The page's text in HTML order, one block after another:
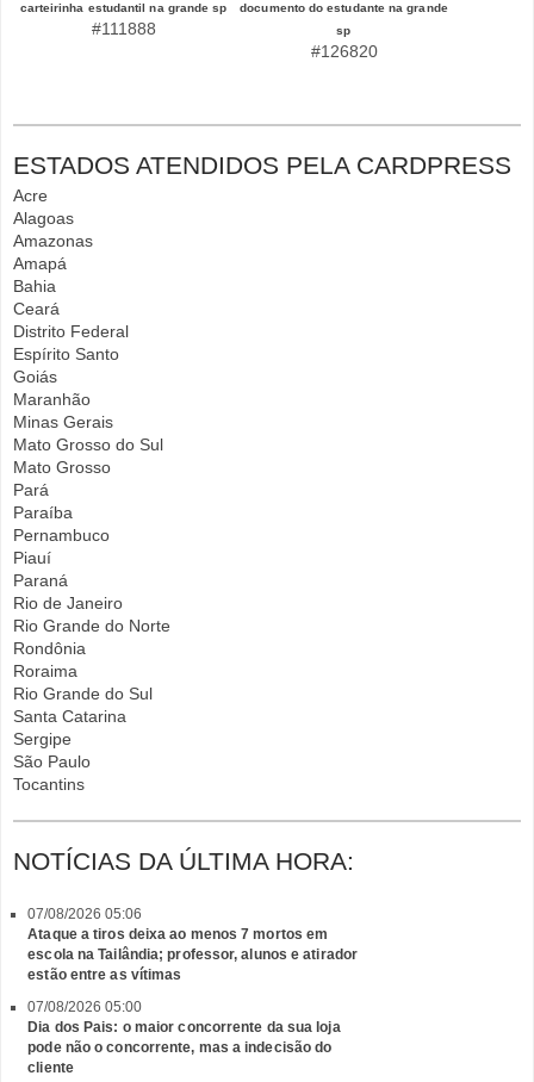
carteirinha estudantil na grande sp
#111888
documento do estudante na grande
sp
#126820
ESTADOS ATENDIDOS PELA CARDPRESS
Acre
Alagoas
Amazonas
Amapá
Bahia
Ceará
Distrito Federal
Espírito Santo
Goiás
Maranhão
Minas Gerais
Mato Grosso do Sul
Mato Grosso
Pará
Paraíba
Pernambuco
Piauí
Paraná
Rio de Janeiro
Rio Grande do Norte
Rondônia
Roraima
Rio Grande do Sul
Santa Catarina
Sergipe
São Paulo
Tocantins
NOTÍCIAS DA ÚLTIMA HORA:
07/08/2026 05:06
Ataque a tiros deixa ao menos 7 mortos em
escola na Tailândia; professor, alunos e atirador
estão entre as vítimas
07/08/2026 05:00
Dia dos Pais: o maior concorrente da sua loja
pode não o concorrente, mas a indecisão do
cliente